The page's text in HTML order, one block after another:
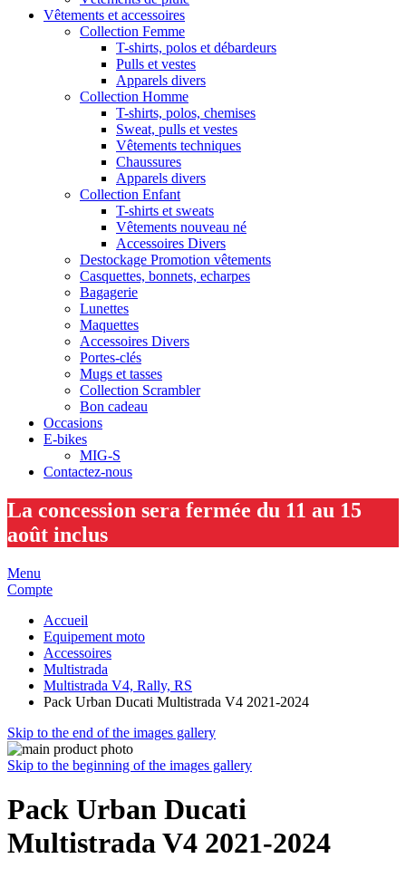
Vêtements et accessoires
Collection Femme
T-shirts, polos et débardeurs
Pulls et vestes
Apparels divers
Collection Homme
T-shirts, polos, chemises
Sweat, pulls et vestes
Vêtements techniques
Chaussures
Apparels divers
Collection Enfant
T-shirts et sweats
Vêtements nouveau né
Accessoires Divers
Destockage Promotion vêtements
Casquettes, bonnets, echarpes
Bagagerie
Lunettes
Maquettes
Accessoires Divers
Portes-clés
Mugs et tasses
Collection Scrambler
Bon cadeau
Occasions
E-bikes
MIG-S
Contactez-nous
La concession sera fermée du 11 au 15
août inclus
Menu
Compte
Accueil
Equipement moto
Accessoires
Multistrada
Multistrada V4, Rally, RS
Pack Urban Ducati Multistrada V4 2021-2024
Skip to the end of the images gallery
Skip to the beginning of the images gallery
Pack Urban Ducati
Multistrada V4 2021-2024